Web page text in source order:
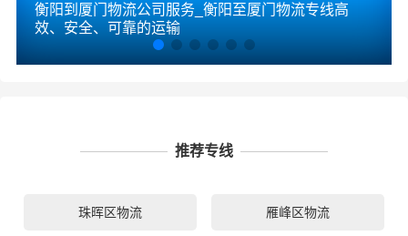
衡阳到厦门物流公司服务_衡阳至厦门物流专线高
效、安全、可靠的运输
推荐专线
珠晖区物流 雁峰区物流